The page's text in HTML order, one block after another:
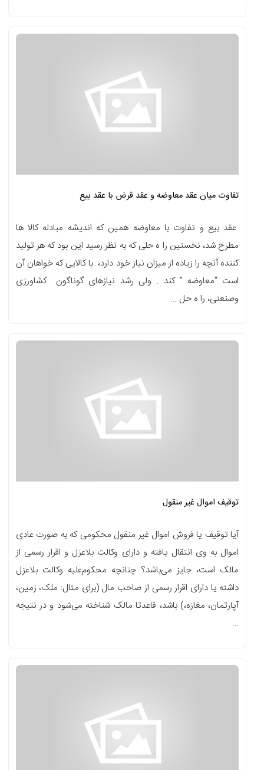
تفاوت میان عقد معاوضه و عقد قرض با عقد بیع
عقد بیع و تفاوت با معاوضه همین که اندیشه مبادله کالا ها
مطرح شد، نخستین را ه حلی که به نظر رسید این بود که هر تولید
کننده آنچه را زیاده از میزان نیاز خود دارد، با کالایی که خواهان آن
است “معاوضه ” کند . ولی رشد نیازهای گوناگون کشاورزی
وصنعتی، را ه حل …
توقیف اموال غیر منقول
آیا توقیف یا فروش اموال غیر منقول محکومی که به صورت عادی
اموال به وی انتقال یافته و دارای وکالت بلاعزل و اقرار رسمی از
مالک است، جایز می‌باشد؟ چنانچه محکوم‌علیه وکالت بلاعزل
داشته یا دارای اقرار رسمی از صاحب مال (برای مثال: ملک، زمین،
آپارتمان، مغازه،) باشد، قاعدتا مالک شناخته می‌شود و در نتیجه
…